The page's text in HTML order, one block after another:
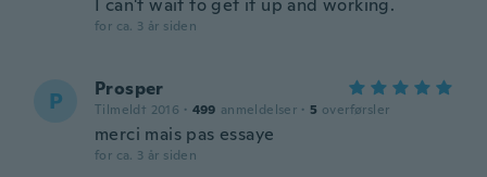
I can't wait to get it up and working.
for ca. 3 år siden
P Prosper
Tilmeldt 2016 · 499 anmeldelser · 5 overførsler
merci mais pas essaye
for ca. 3 år siden